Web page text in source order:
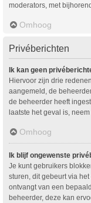
moderators, met
Omhoog
Privéberichten
Ik kan geen
Hiervoor zijn drie
aangemeld, de
de beheerder heeft
laatste het geval is,
Omhoog
Ik blijf ongewenste
Je kunt gebruikers
sturen, dit gebeurt via
ontvangt van een
beheerder, deze kan